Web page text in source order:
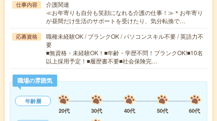
仕事内容
介護関連
≪お年寄りも自分も笑顔になれる介護の仕事！≫＊お年寄り
が昼間だけ生活のサポートを受けたり、気分転換で…
応募資格
職種未経験OK / ブランクOK / パソコンスキル不要 / 英語力不
要
■無資格・未経験OK！■年齢・学歴不問！ブランクOK!■10名
以上採用予定！■履歴書不要■社会保険完…
職場の雰囲気
年齢層
20代
30代 40代 50代
60代